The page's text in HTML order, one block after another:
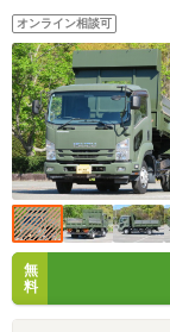
オンライン相談可
無
料